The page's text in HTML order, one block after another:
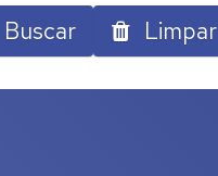
Buscar Limpar